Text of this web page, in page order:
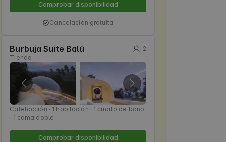
Comprobar disponibilidad
Cancelación gratuita
Burbuja Suite Balú
Tienda
2
Calefacción ∙ 1 habitación ∙ 1 cuarto de baño
∙ 1 cama doble
Comprobar disponibilidad